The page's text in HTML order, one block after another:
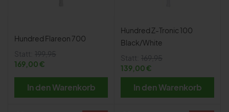
Hundred Flareon 700
Statt: 199,95
169,00 €
In den Warenkorb
Hundred Z-Tronic 100
Black/White
Statt: 169,95
139,00 €
In den Warenkorb